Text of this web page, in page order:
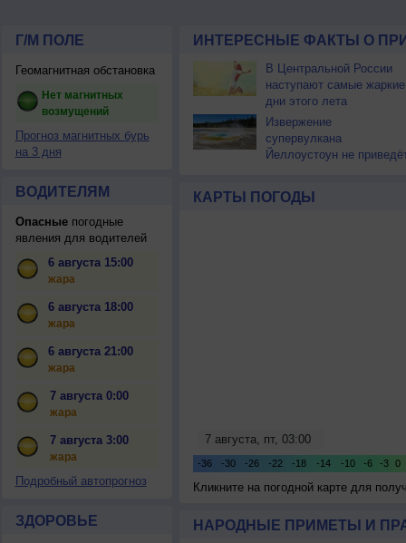
Г/М ПОЛЕ
Геомагнитная обстановка
Нет магнитных
возмущений
Прогноз магнитных бурь
на 3 дня
ВОДИТЕЛЯМ
Опасныепогодные
явления для водителей
6 августа 15:00
жара
6 августа 18:00
жара
6 августа 21:00
жара
7 августа 0:00
жара
7 августа 3:00
жара
Подробный автопрогноз
ЗДОРОВЬЕ
ИНТЕРЕСНЫЕ ФАКТЫ О
В Центральной России
наступают самые жаркие
дни этого лета
Извержение
супервулкана
Йеллоустоун не
КАРТЫ ПОГОДЫ
Кликните на погодной карте для
НАРОДНЫЕ ПРИМЕТЫ И